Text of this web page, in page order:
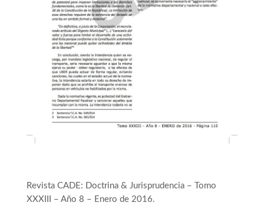
Revista CADE: Doctrina & Jurisprudencia – Tomo
XXXIII – Año 8 – Enero de 2016.